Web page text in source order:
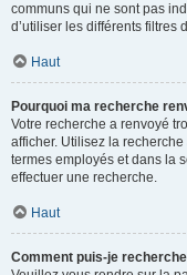
communs qui ne sont pas
d’utiliser les différents filtres
Haut
Pourquoi ma recherche
Votre recherche a renvoyé
afficher. Utilisez la
termes employés et dans la
effectuer une recherche.
Haut
Comment puis-je